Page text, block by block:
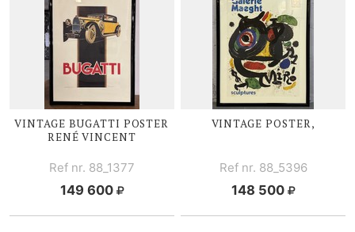
VINTAGE BUGATTI POSTER
RENÉ VINCENT
Ref nr. 88_1377
149 600
VINTAGE POSTER,
Ref nr. 88_5396
148 500